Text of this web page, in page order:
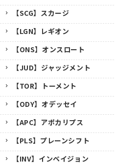
【SCG】スカージ
【LGN】レギオン
【ONS】オンスロート
【JUD】ジャッジメント
【TOR】トーメント
【ODY】オデッセイ
【APC】アポカリプス
【PLS】プレーンシフト
【INV】インベイジョン